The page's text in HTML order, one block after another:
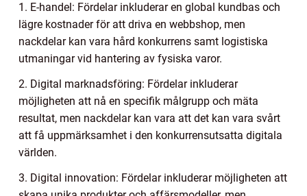
1. E-handel: Fördelar inkluderar en global kundbas och
lägre kostnader för att driva en webbshop, men
nackdelar kan vara hård konkurrens samt logistiska
utmaningar vid hantering av fysiska varor.
2. Digital marknadsföring: Fördelar inkluderar
möjligheten att nå en specifik målgrupp och mäta
resultat, men nackdelar kan vara att det kan vara svårt
att få uppmärksamhet i den konkurrensutsatta digitala
världen.
3. Digital innovation: Fördelar inkluderar möjligheten att